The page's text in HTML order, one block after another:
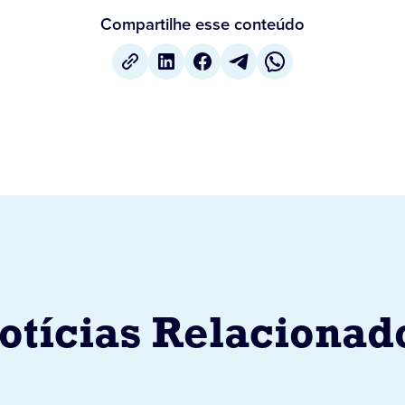
Compartilhe esse conteúdo